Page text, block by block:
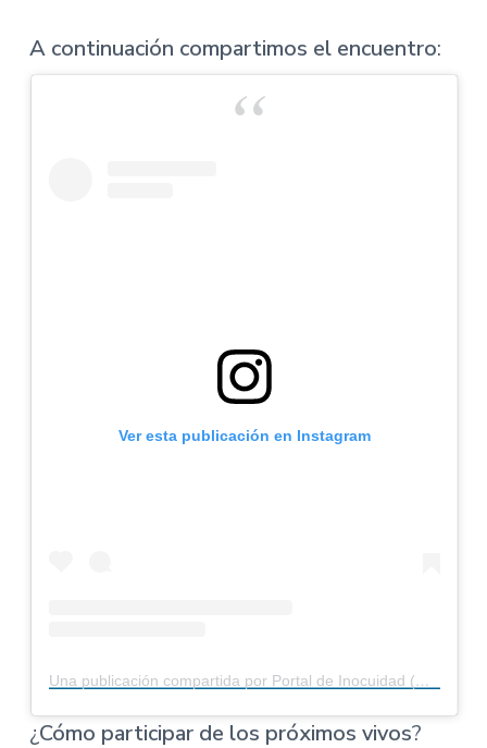
A continuación compartimos el encuentro:
Ver esta publicación en Instagram
Una publicación compartida por Portal de Inocuidad (@portaldeinocuidad)
¿Cómo participar de los próximos vivos?